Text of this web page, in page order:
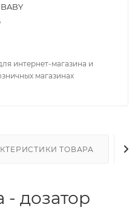
интернет-магазина и
магазинах
ТОВАРА
- дозатор